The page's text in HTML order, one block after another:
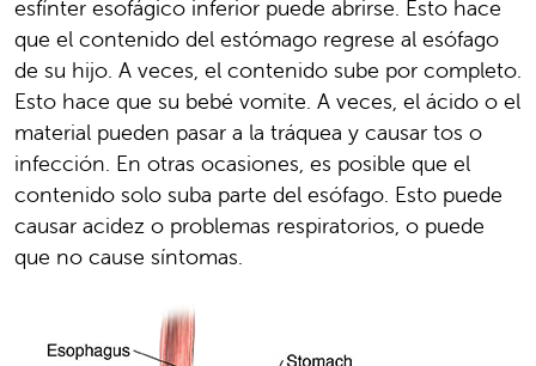
esfínter esofágico inferior puede abrirse. Esto hace
que el contenido del estómago regrese al esófago
de su hijo. A veces, el contenido sube por completo.
Esto hace que su bebé vomite. A veces, el ácido o el
material pueden pasar a la tráquea y causar tos o
infección. En otras ocasiones, es posible que el
contenido solo suba parte del esófago. Esto puede
causar acidez o problemas respiratorios, o puede
que no cause síntomas.